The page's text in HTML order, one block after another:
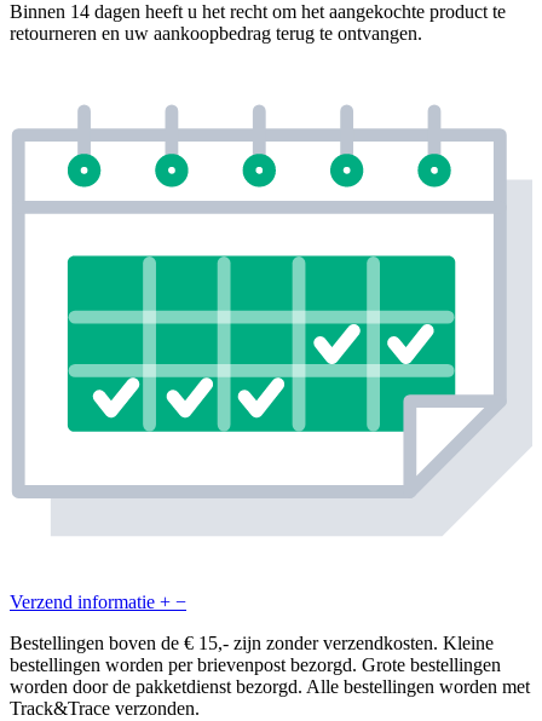
Binnen 14 dagen heeft u het recht om het aangekochte product te
retourneren en uw aankoopbedrag terug te ontvangen.
Verzend informatie + −
Bestellingen boven de € 15,- zijn zonder verzendkosten. Kleine
bestellingen worden per brievenpost bezorgd. Grote bestellingen
worden door de pakketdienst bezorgd. Alle bestellingen worden met
Track&Trace verzonden.